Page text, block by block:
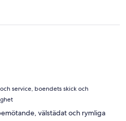
service, boendets skick och
välstädat och rymliga